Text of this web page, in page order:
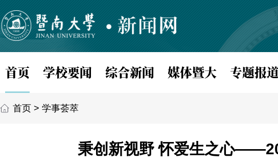
首页 学校要闻 综合新闻 媒体暨大 专题报
首页 > 学事荟萃
秉创新视野 怀爱生之心